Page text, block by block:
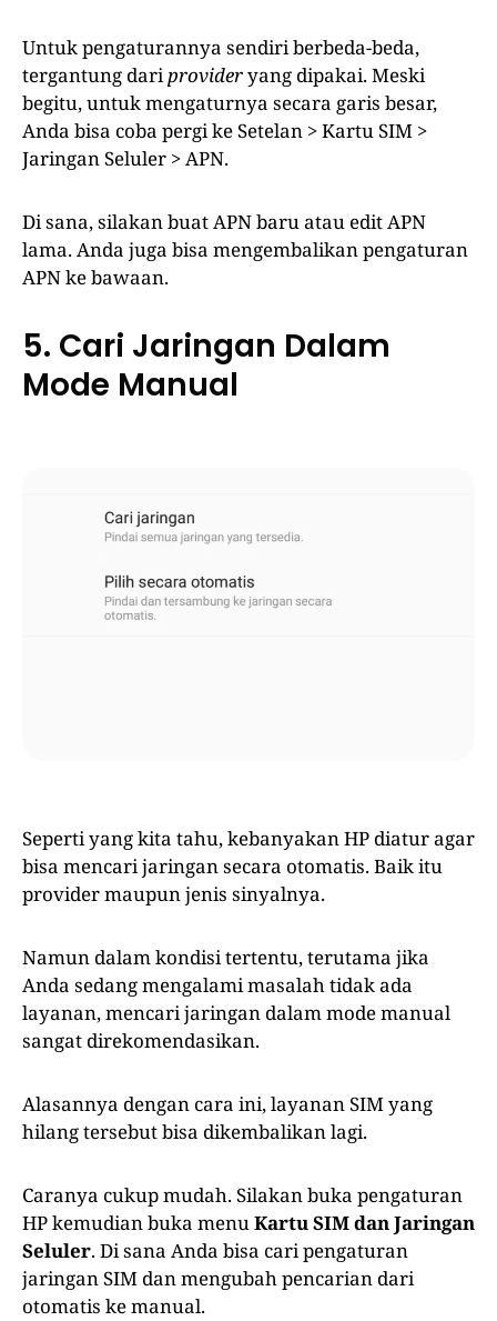
Untuk pengaturannya sendiri berbeda-beda,
tergantung dariprovideryang dipakai. Meski
begitu, untuk mengaturnya secara garis besar,
Anda bisa coba pergi ke Setelan > Kartu SIM >
Jaringan Seluler > APN.
Di sana, silakan buat APN baru atau edit APN
lama. Anda juga bisa mengembalikan pengaturan
APN ke bawaan.
5. Cari Jaringan Dalam
Mode Manual
Seperti yang kita tahu, kebanyakan HP diatur agar
bisa mencari jaringan secara otomatis. Baik itu
provider maupun jenis sinyalnya.
Namun dalam kondisi tertentu, terutama jika
Anda sedang mengalami masalah tidak ada
layanan, mencari jaringan dalam mode manual
sangat direkomendasikan.
Alasannya dengan cara ini, layanan SIM yang
hilang tersebut bisa dikembalikan lagi.
Caranya cukup mudah. Silakan buka pengaturan
HP kemudian buka menuKartu SIM dan Jaringan
Seluler. Di sana Anda bisa cari pengaturan
jaringan SIM dan mengubah pencarian dari
otomatis ke manual.